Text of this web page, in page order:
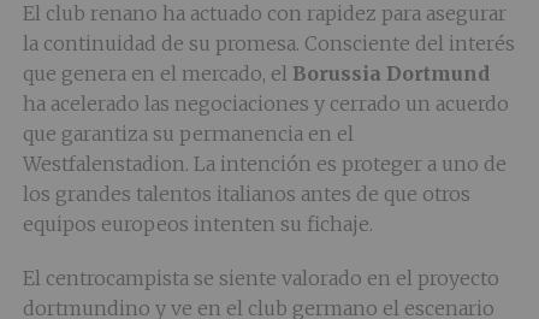
El club renano ha actuado con rapidez para asegurar
la continuidad de su promesa. Consciente del interés
que genera en el mercado, el Borussia Dortmund
ha acelerado las negociaciones y cerrado un acuerdo
que garantiza su permanencia en el
Westfalenstadion. La intención es proteger a uno de
los grandes talentos italianos antes de que otros
equipos europeos intenten su fichaje.
El centrocampista se siente valorado en el proyecto
dortmundino y ve en el club germano el escenario